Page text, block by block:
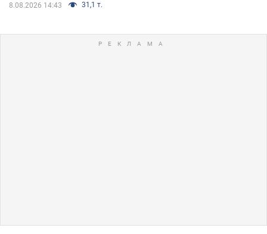
8.08.2026 14:43 31,1 т.